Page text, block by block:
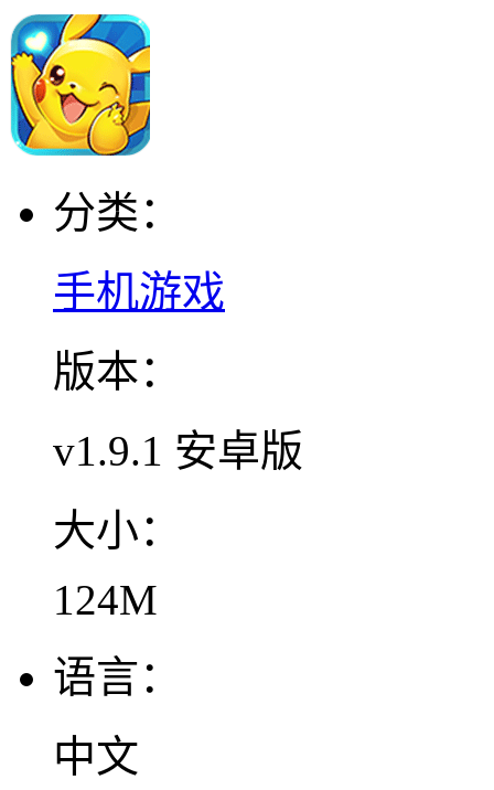
分类：
手机游戏
版本：
v1.9.1 安卓版
大小：
124M
语言：
中文